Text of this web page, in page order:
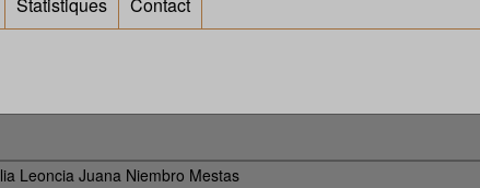
Leoncia Juana Niembro Mestas